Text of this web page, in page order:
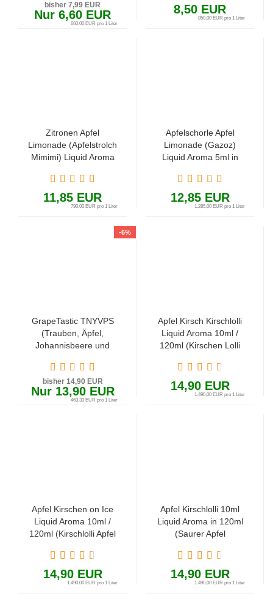
bisher 7,99 EUR
Nur 6,60 EUR
660,00 EUR pro 1 Liter
8,50 EUR
850,00 EUR pro 1 Liter
Zitronen Apfel
Limonade (Apfelstrolch
Mimimi) Liquid Aroma
11,85 EUR
790,00 EUR pro 1 Liter
Apfelschorle Apfel
Limonade (Gazoz)
Liquid Aroma 5ml in
12,85 EUR
1.285,00 EUR pro 1 Liter
-6%
GrapeTastic TNYVPS
(Trauben, Äpfel,
Johannisbeere und
Liquid Aroma Tony
Vapes
bisher 14,90 EUR
Nur 13,90 EUR
463,33 EUR pro 1 Liter
Apfel Kirsch Kirschlolli
Liquid Aroma 10ml /
120ml (Kirschen Lolli
14,90 EUR
1.490,00 EUR pro 1 Liter
Apfel Kirschen on Ice
Liquid Aroma 10ml /
120ml (Kirschlolli Apfel
14,90 EUR
1.490,00 EUR pro 1 Liter
Apfel Kirschlolli 10ml
Liquid Aroma in 120ml
(Saurer Apfel
14,90 EUR
1.490,00 EUR pro 1 Liter